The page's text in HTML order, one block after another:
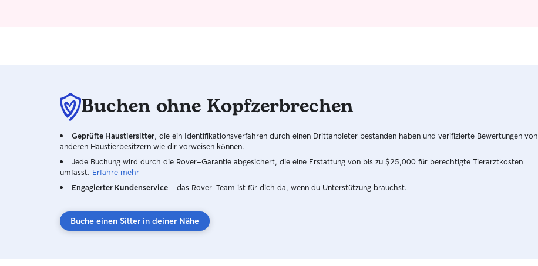
Buchen ohne Kopfzerbrechen
Geprüfte Haustiersitter , die ein Identifikationsverfahren durch einen Drittanbieter bestanden haben und verifizierte Bewertungen von
anderen Haustierbesitzern wie dir vorweisen können.
Jede Buchung wird durch die Rover-Garantie abgesichert, die eine Erstattung von bis zu $25,000 für berechtigte Tierarztkosten
umfasst. Erfahre mehr
Engagierter Kundenservice – das Rover-Team ist für dich da, wenn du Unterstützung brauchst.
Buche einen Sitter in deiner Nähe